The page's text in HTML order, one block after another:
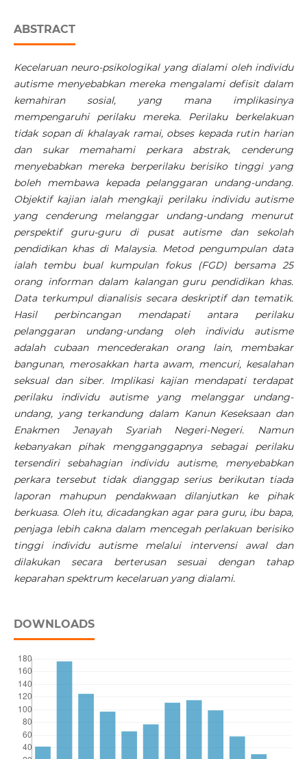
ABSTRACT
Kecelaruan neuro-psikologikal yang dialami oleh individu
autisme menyebabkan mereka mengalami defisit dalam
kemahiran sosial, yang mana implikasinya
mempengaruhi perilaku mereka. Perilaku berkelakuan
tidak sopan di khalayak ramai, obses kepada rutin harian
dan sukar memahami perkara abstrak, cenderung
menyebabkan mereka berperilaku berisiko tinggi yang
boleh membawa kepada pelanggaran undang-undang.
Objektif kajian ialah mengkaji perilaku individu autisme
yang cenderung melanggar undang-undang menurut
perspektif guru-guru di pusat autisme dan sekolah
pendidikan khas di Malaysia. Metod pengumpulan data
ialah tembu bual kumpulan fokus (FGD) bersama 25
orang informan dalam kalangan guru pendidikan khas.
Data terkumpul dianalisis secara deskriptif dan tematik.
Hasil perbincangan mendapati antara perilaku
pelanggaran undang-undang oleh individu autisme
adalah cubaan mencederakan orang lain, membakar
bangunan, merosakkan harta awam, mencuri, kesalahan
seksual dan siber. Implikasi kajian mendapati terdapat
perilaku individu autisme yang melanggar undang-
undang, yang terkandung dalam Kanun Keseksaan dan
Enakmen Jenayah Syariah Negeri-Negeri. Namun
kebanyakan pihak mengganggapnya sebagai perilaku
tersendiri sebahagian individu autisme, menyebabkan
perkara tersebut tidak dianggap serius berikutan tiada
laporan mahupun pendakwaan dilanjutkan ke pihak
berkuasa. Oleh itu, dicadangkan agar para guru, ibu bapa,
penjaga lebih cakna dalam mencegah perlakuan berisiko
tinggi individu autisme melalui intervensi awal dan
dilakukan secara berterusan sesuai dengan tahap
keparahan spektrum kecelaruan yang dialami.
DOWNLOADS